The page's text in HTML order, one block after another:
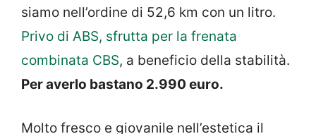
siamo nell’ordine di 52,6 km con un litro.
Privo di ABS, sfrutta per la frenata
combinata CBS, a beneficio della stabilità.
Per averlo bastano 2.990 euro.
Molto fresco e giovanile nell’estetica il